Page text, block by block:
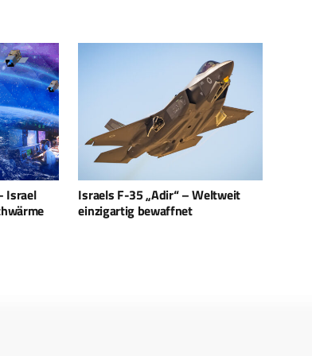
Israels F-35 „Adir“ – Weltweit
einzigartig bewaffnet
Israels